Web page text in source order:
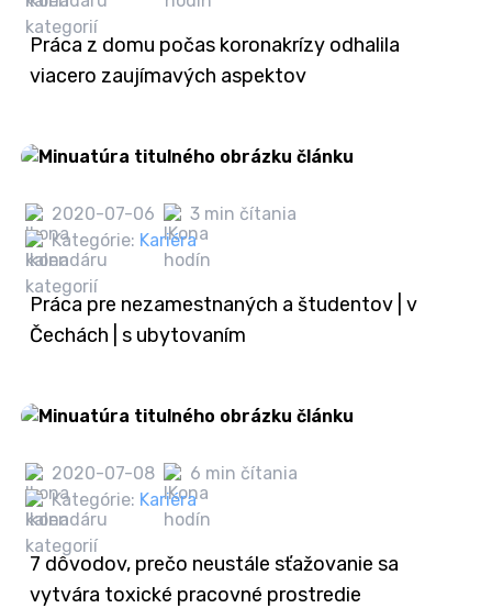
Práca z domu počas koronakrízy odhalila
viacero zaujímavých aspektov
2020-07-06
3 min čítania
Kategórie: Kariéra
Práca pre nezamestnaných a študentov | v
Čechách | s ubytovaním
2020-07-08
6 min čítania
Kategórie: Kariéra
7 dôvodov, prečo neustále sťažovanie sa
vytvára toxické pracovné prostredie